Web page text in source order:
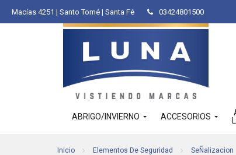
Macías 4251 | Santo Tomé | Santa Fé 03424801500
ABRIGO/INVIERNO ACCESORIOS
Inicio Elementos De Seguridad SeÑalizacion